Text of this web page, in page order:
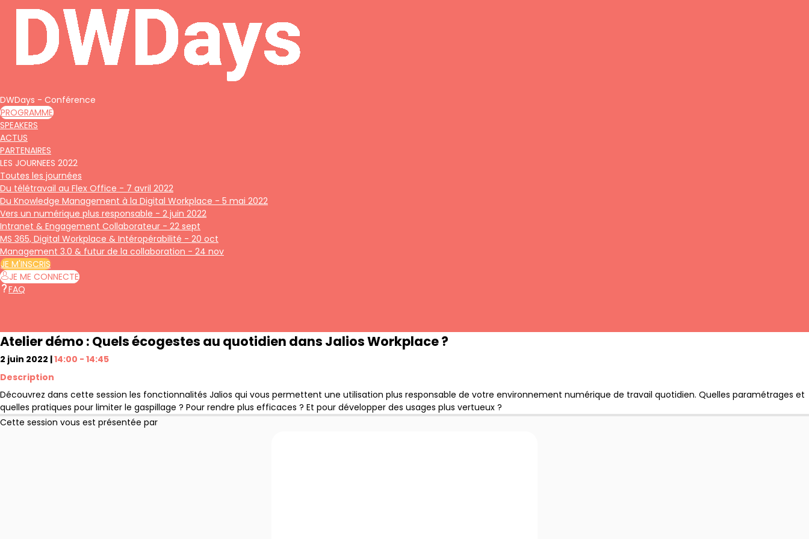
DWDays - Conférence
PROGRAMME
SPEAKERS
ACTUS
PARTENAIRES
LES JOURNEES 2022
Toutes les journées
Du télétravail au Flex Office - 7 avril 2022
Du Knowledge Management à la Digital Workplace - 5 mai 2022
Vers un numérique plus responsable - 2 juin 2022
Intranet & Engagement Collaborateur - 22 sept
MS 365, Digital Workplace & Intéropérabilité - 20 oct
Management 3.0 & futur de la collaboration - 24 nov
JE M'INSCRIS
JE ME CONNECTE
FAQ
Atelier démo : Quels écogestes au quotidien dans Jalios Workplace ?
2 juin 2022 |14:00 - 14:45
Description
Découvrez dans cette session les fonctionnalités Jalios qui vous permettent une utilisation plus responsable de votre environnement numérique de travail quotidien. Quelles paramétrages et
quelles pratiques pour limiter le gaspillage ? Pour rendre plus efficaces ? Et pour développer des usages plus vertueux ?
Cette session vous est présentée par